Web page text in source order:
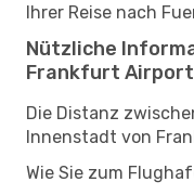
Ihrer Reise nach
Nützliche
Frankfurt Airport
Die Distanz
Innenstadt von
Wie Sie zum